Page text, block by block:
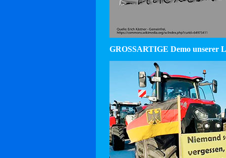
GROSSARTIGE Demo unserer